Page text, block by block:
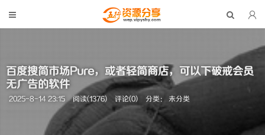
百度搜简市场Pure，或者轻简商店，可以下破戒会员
无广告的软件
2025-8-14 23:15 阅读(1376) 评论(0) 分类： 未分类